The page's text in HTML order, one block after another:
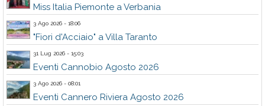
Miss Italia Piemonte a Verbania
3 Ago 2026 - 18:06
"Fiori d'Acciaio" a Villa Taranto
31 Lug 2026 - 15:03
Eventi Cannobio Agosto 2026
3 Ago 2026 - 08:01
Eventi Cannero Riviera Agosto 2026